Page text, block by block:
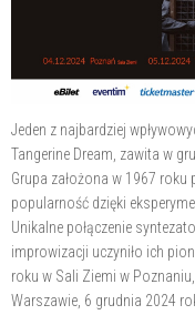
Jeden z najbardziej
Tangerine Dream, zawita w
Grupa założona w 1967 roku
popularność dzięki
Unikalne połączenie
improwizacji uczyniło ich
roku w Sali Ziemi w
Warszawie, 6 grudnia 2024